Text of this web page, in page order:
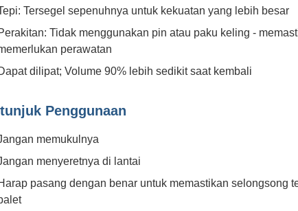
Tersegel sepenuhnya untuk kekuatan yang lebih besar
Tidak menggunakan pin atau paku keling -
perawatan
dilipat; Volume 90% lebih sedikit saat kembali
Penggunaan
memukulnya
menyeretnya di lantai
pasang dengan benar untuk memastikan selongsong